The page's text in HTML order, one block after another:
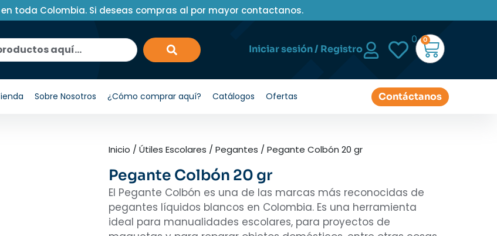
toda Colombia. Si deseas compras al por mayor contactanos.
Iniciar sesión / Registro
0 0
Sobre Nosotros ¿Cómo comprar aquí? Catálogos Ofertas Contáctanos
Inicio / Útiles Escolares / Pegantes / Pegante Colbón 20 gr
Pegante Colbón 20 gr
El Pegante Colbón es una de las marcas más reconocidas de
pegantes líquidos blancos en Colombia. Es una herramienta
ideal para manualidades escolares, para proyectos de